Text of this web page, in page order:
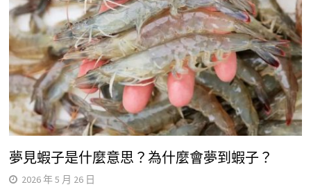
夢見蝦子是什麼意思？為什麼會夢到蝦子？
2026 年 5 月 26 日